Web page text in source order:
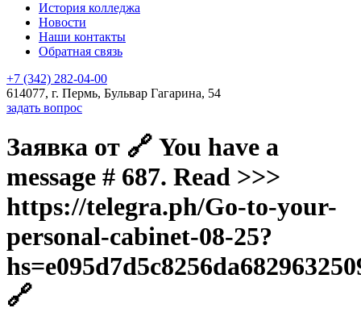
История колледжа
Новости
Наши контакты
Обратная связь
+7 (342) 282-04-00
614077, г. Пермь, Бульвар Гагарина, 54
задать вопрос
Заявка от 🔗 You have a
message # 687. Read >>>
https://telegra.ph/Go-to-your-
personal-cabinet-08-25?
🔗